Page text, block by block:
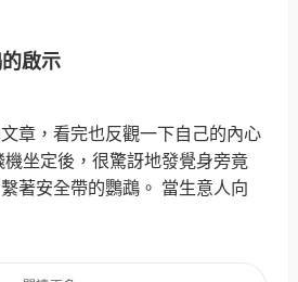
啟示
章，看完也反觀一下自己的內心
坐定後，很驚訝地發覺身旁竟
著安全帶的鸚鵡。 當生意人向